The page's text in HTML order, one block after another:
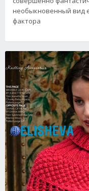
необыкновенный вид
фактора